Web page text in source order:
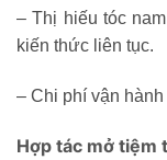
– Thị hiếu tóc
kiến thức liên tục.
– Chi phí vận
Hợp tác mở tiệm